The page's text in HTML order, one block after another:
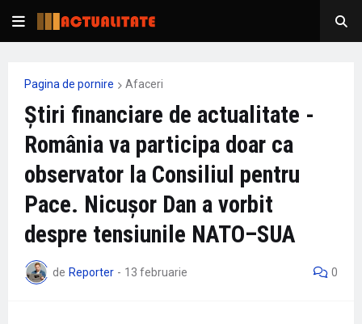
Pagina de pornire Afaceri
Știri financiare de actualitate -
România va participa doar ca
observator la Consiliul pentru
Pace. Nicușor Dan a vorbit
despre tensiunile NATO–SUA
de Reporter - 13 februarie 0